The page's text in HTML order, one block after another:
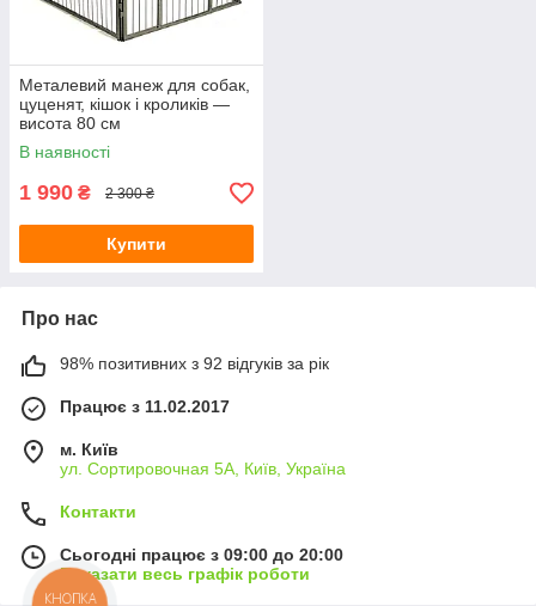
Металевий манеж для собак,
цуценят, кішок і кроликів —
висота 80 см
В наявності
1 990 ₴ 2 300 ₴
Купити
Про нас
98% позитивних з 92 відгуків за рік
Працює з 11.02.2017
м. Київ
ул. Сортировочная 5А, Київ, Україна
Контакти
Сьогодні працює з 09:00 до 20:00
Показати весь графік роботи
КНОПКА